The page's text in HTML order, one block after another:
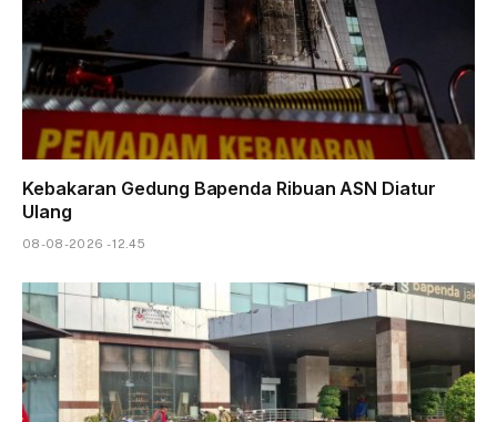
Kebakaran Gedung Bapenda Ribuan ASN Diatur
Ulang
08-08-2026 - 12.45